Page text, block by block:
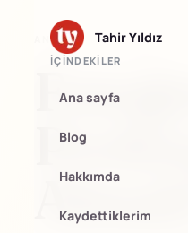
Tahir Yıldız
İÇINDEKILER
Ana sayfa
Blog
Hakkımda
Kaydettiklerim
ANA SAYFA/FOTOĞRAF
Almalı?